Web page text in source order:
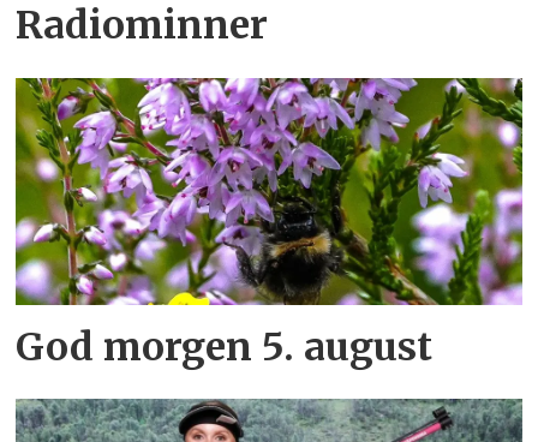
Radiominner
God morgen 5. august